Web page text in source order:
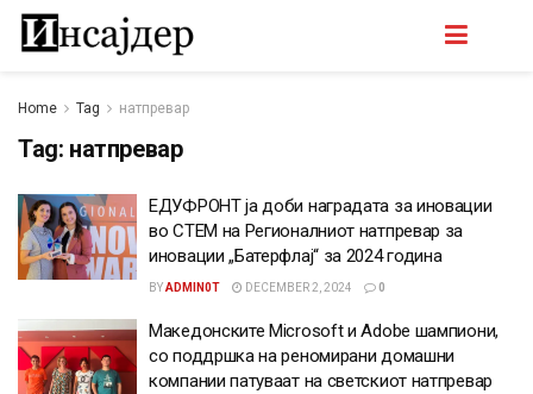
Home Tag натпревар
Tag: натпревар
ЕДУФРОНТ ја доби наградата за иновации
во СТЕМ на Регионалниот натпревар за
иновации „Батерфлај“ за 2024 година
BYADMIN0T DECEMBER 2, 2024 0
Македонските Microsoft и Adobe шампиони,
со поддршка на реномирани домашни
компании патуваат на светскиот натпревар